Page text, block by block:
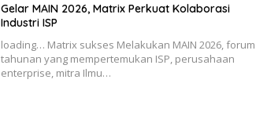
Gelar MAIN 2026, Matrix Perkuat Kolaborasi
Industri ISP
loading… Matrix sukses Melakukan MAIN 2026, forum
tahunan yang mempertemukan ISP, perusahaan
enterprise, mitra Ilmu…